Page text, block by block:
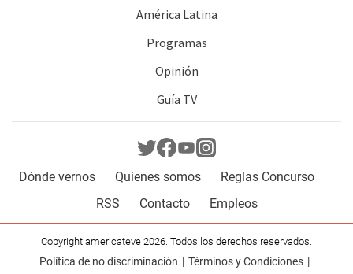
América Latina
Programas
Opinión
Guía TV
Dónde vernos Quienes somos
Reglas Concurso
RSS
Contacto Empleos
Copyright americateve 2026. Todos los derechos reservados.
Política de no discriminación Términos y Condiciones